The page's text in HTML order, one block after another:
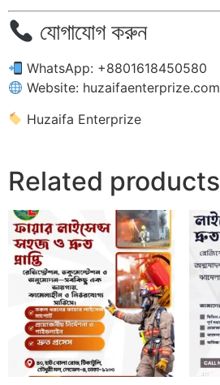
যোগাযোগ করুন
WhatsApp: +8801618450580
Website: huzaifaenterprize.com
Huzaifa Enterprize
Related products